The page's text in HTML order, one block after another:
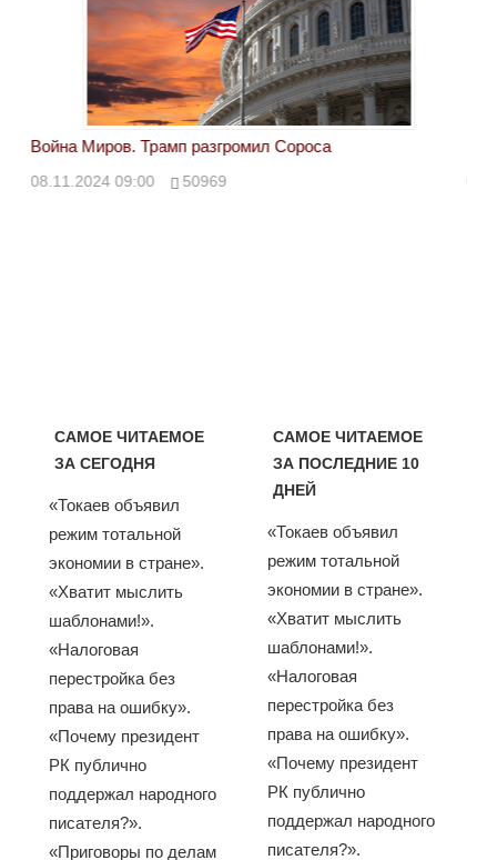
Война Миров. Трамп разгромил Сороса
08.11.2024 09:00 50969
САМОЕ ЧИТАЕМОЕ
ЗА СЕГОДНЯ
«Токаев объявил
режим тотальной
экономии в стране».
«Хватит мыслить
шаблонами!».
«Налоговая
перестройка без
права на ошибку».
«Почему президент
РК публично
поддержал народного
писателя?».
«Приговоры по делам
САМОЕ ЧИТАЕМОЕ
ЗА ПОСЛЕДНИЕ 10
ДНЕЙ
«Токаев объявил
режим тотальной
экономии в стране».
«Хватит мыслить
шаблонами!».
«Налоговая
перестройка без
права на ошибку».
«Почему президент
РК публично
поддержал народного
писателя?».